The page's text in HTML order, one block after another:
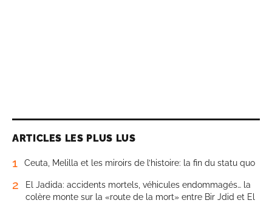
ARTICLES LES PLUS LUS
1 Ceuta, Melilla et les miroirs de l’histoire: la fin du statu quo
2
El Jadida: accidents mortels, véhicules endommagés… la
colère monte sur la «route de la mort» entre Bir Jdid et El